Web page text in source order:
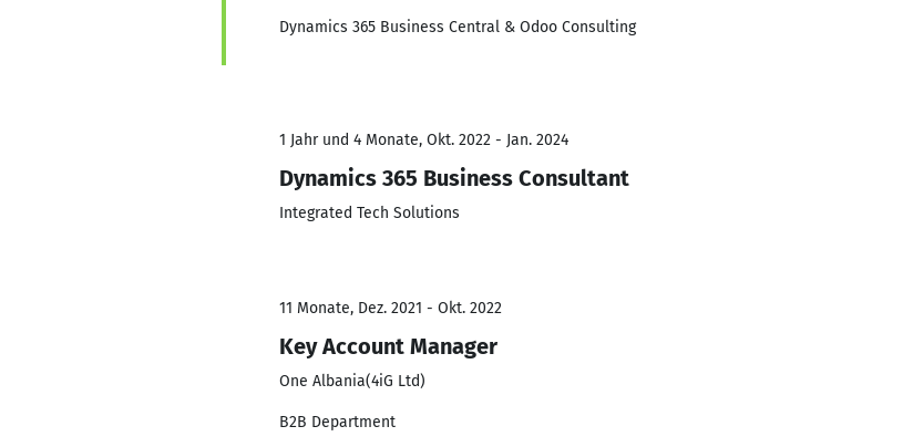
Dynamics 365 Business Central & Odoo Consulting
1 Jahr und 4 Monate, Okt. 2022 - Jan. 2024
Dynamics 365 Business Consultant
Integrated Tech Solutions
11 Monate, Dez. 2021 - Okt. 2022
Key Account Manager
One Albania(4iG Ltd)
B2B Department